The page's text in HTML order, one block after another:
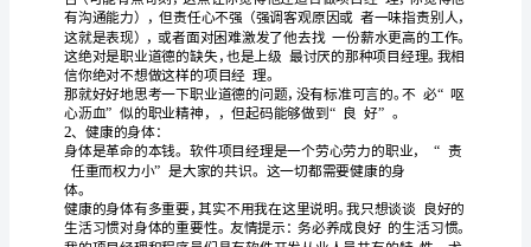
业的发
展如
火如
荼。所有大中型企
业，甚至大多数
小型企
依靠 信
息 平
台 来形成
核 心
竞争 力
的
在，无 数的
项目成 败
甚至 直
接决 定企
业未来 发
展 命
运。 软件